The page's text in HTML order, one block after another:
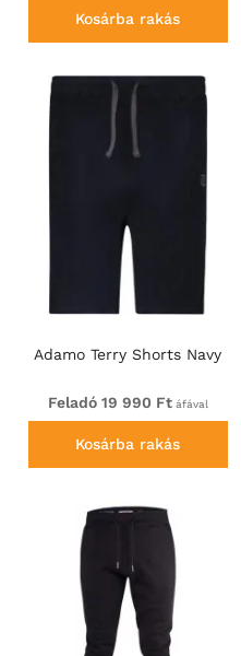
Kosárba rakás
Adamo Terry Shorts Navy
Feladó 19 990 Ftáfával
Kosárba rakás